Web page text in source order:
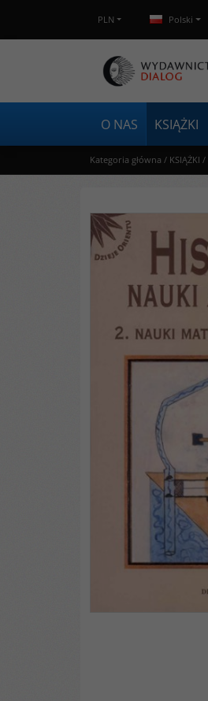
PLN Polski
O NAS KSIĄŻKI
Kategoria główna / KSIĄŻKI /